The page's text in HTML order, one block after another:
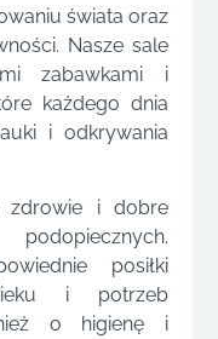
świata oraz
Nasze sale
zabawkami i
każdego dnia
i odkrywania
zdrowie i dobre
posiłki
i potrzeb
o higienę i